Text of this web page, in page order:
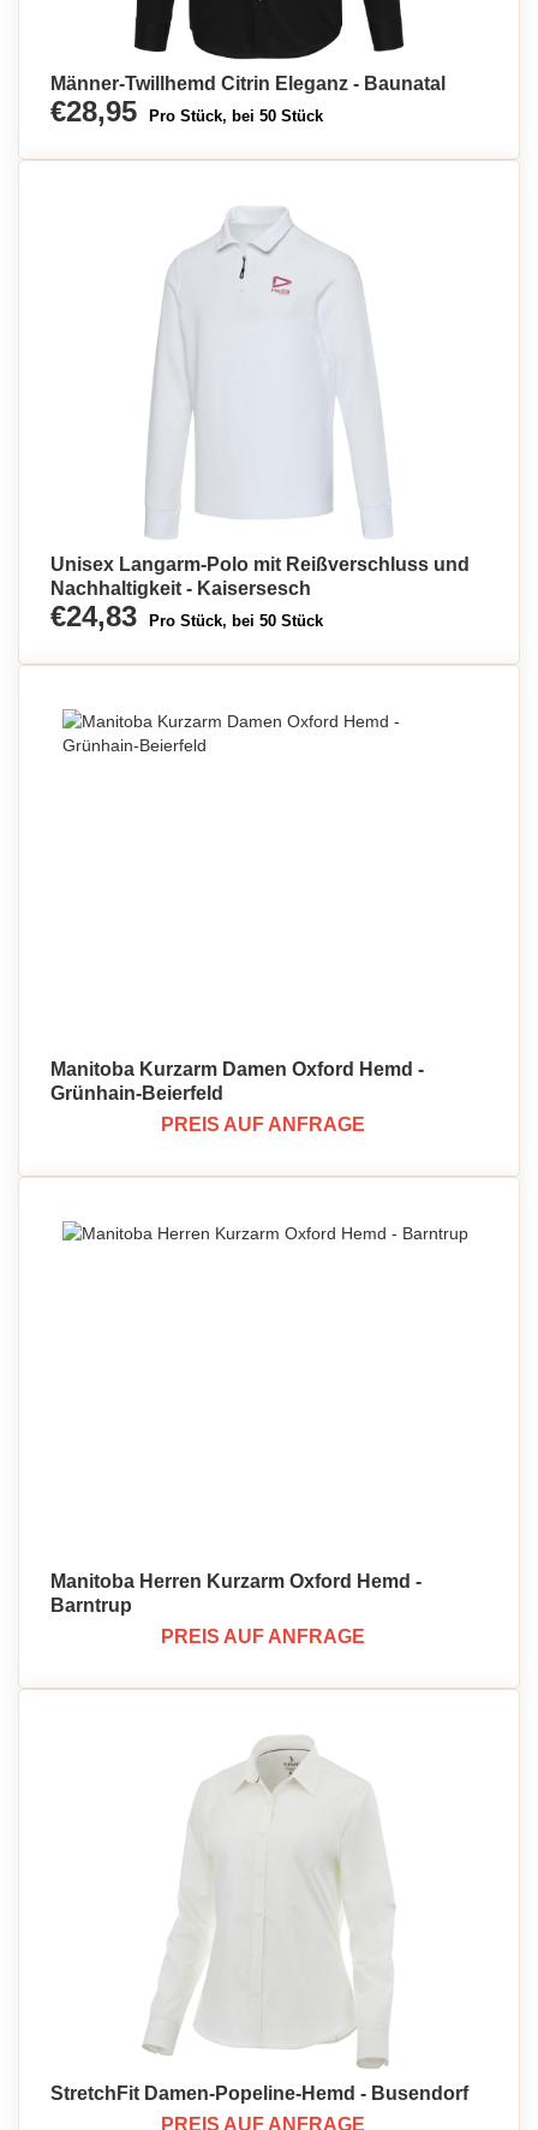
Männer-Twillhemd Citrin Eleganz - Baunatal
€28,95 Pro Stück, bei 50 Stück
Unisex Langarm-Polo mit Reißverschluss und
Nachhaltigkeit - Kaisersesch
€24,83 Pro Stück, bei 50 Stück
Manitoba Kurzarm Damen Oxford Hemd -
Grünhain-Beierfeld
PREIS AUF ANFRAGE
Manitoba Herren Kurzarm Oxford Hemd -
Barntrup
PREIS AUF ANFRAGE
StretchFit Damen-Popeline-Hemd - Busendorf
PREIS AUF ANFRAGE